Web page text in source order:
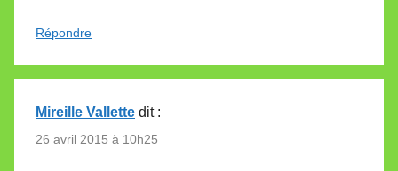
Répondre
Mireille Vallette dit :
26 avril 2015 à 10h25